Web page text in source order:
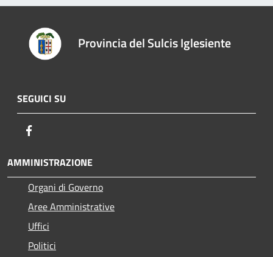
Provincia del Sulcis Iglesiente
SEGUICI SU
AMMINISTRAZIONE
Organi di Governo
Aree Amministrative
Uffici
Politici